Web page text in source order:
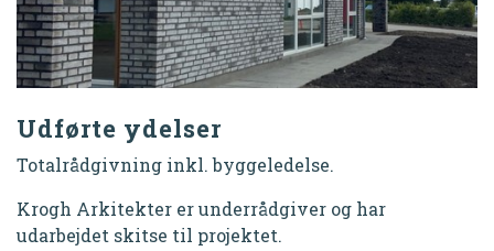
Udførte ydelser
Totalrådgivning inkl. byggeledelse.
Krogh Arkitekter er underrådgiver og har
udarbejdet skitse til projektet.